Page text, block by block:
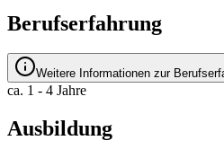
Berufserfahrung
Weitere Informationen zur
ca. 1 - 4 Jahre
Ausbildung